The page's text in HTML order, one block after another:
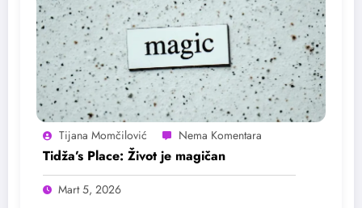
Tijana Momčilović
Tidža’s Place: Život je magičan
Mart 5, 2026